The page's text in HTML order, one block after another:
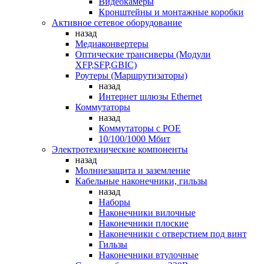
Кронштейны и монтажные коробки
Активное сетевое оборудование
назад
Медиаконвертеры
Оптические трансиверы (Модули
XFP,SFP,GBIC)
Роутеры (Маршрутизаторы)
назад
Интернет шлюзы Ethernet
Коммутаторы
назад
Коммутаторы c POE
10/100/1000 Мбит
Электротехнические компоненты
назад
Молниезащита и заземление
Кабельные наконечники, гильзы
назад
Наборы
Наконечники вилочные
Наконечники плоские
Наконечники с отверстием под винт
Гильзы
Наконечники втулочные